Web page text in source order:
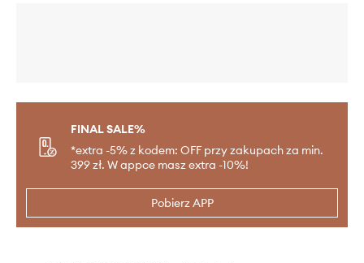
FINAL SALE%
*extra -5% z kodem: OFF przy zakupach za min.
399 zł. W appce masz extra -10%!
Pobierz APP